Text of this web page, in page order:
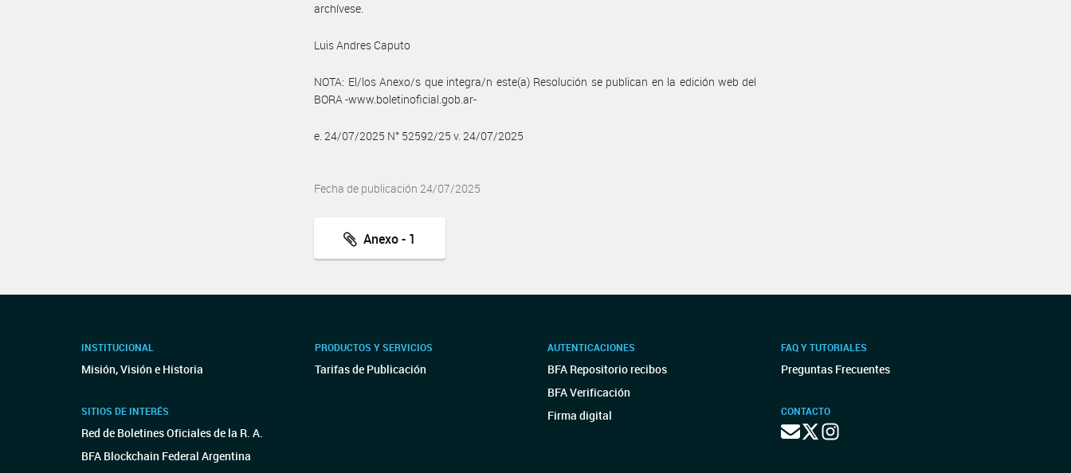
archívese.
Luis Andres Caputo
NOTA: El/los Anexo/s que integra/n este(a) Resolución se publican en la edición web del
BORA -www.boletinoficial.gob.ar-
e. 24/07/2025 N° 52592/25 v. 24/07/2025
Fecha de publicación 24/07/2025
Anexo - 1
INSTITUCIONAL
Misión, Visión e Historia
SITIOS DE INTERÉS
Red de Boletines Oficiales de la R. A.
BFA Blockchain Federal Argentina
PRODUCTOS Y SERVICIOS
Tarifas de Publicación
AUTENTICACIONES
BFA Repositorio recibos
BFA Verificación
Firma digital
FAQ Y TUTORIALES
Preguntas Frecuentes
CONTACTO